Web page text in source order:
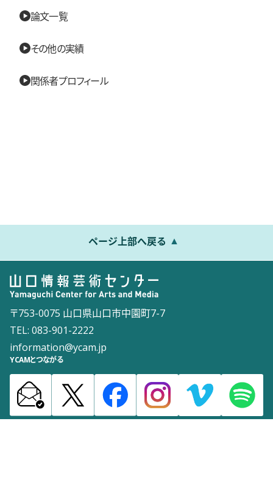
論文一覧
その他の実績
関係者プロフィール
ページ上部へ戻る
〒753-0075 山口県山口市中園町7-7
TEL: 083-901-2222
information@ycam.jp
YCAMとつながる